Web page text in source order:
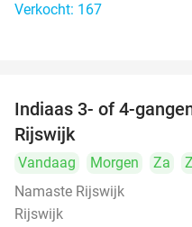
Verkocht: 167
Indiaas 3- of 4-
Rijswijk
Vandaag Morgen Za
Namaste Rijswijk
Rijswijk